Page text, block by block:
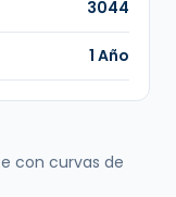
3044
1 Año
con curvas de